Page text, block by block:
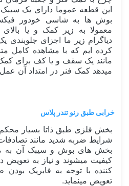
این قطعه عموما دارای یک
بوش ها به شاسی خودور
معمولا به زیر کمک و یا
دیاگرام زیر ما اجزای
کرده ایم که با مشاهده کامل
مانند یک سقف و یا کف برای
میدهد کمک فنر در امتداد آن عمل
خرابی طبق رنو تندر پلاس
بخش فلزی طبق ذاتا بسیار
شرایط ضربه شدید مانند تصادفات
بخش های بوش و سیبک آن به
کیفیت میشوند و نیاز به تعویض
کننده با توجه به فابریک
تعویض مینماید.